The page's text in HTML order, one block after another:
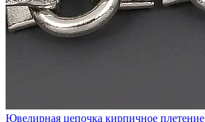
Ювелирная цепочка кирпичное плетение